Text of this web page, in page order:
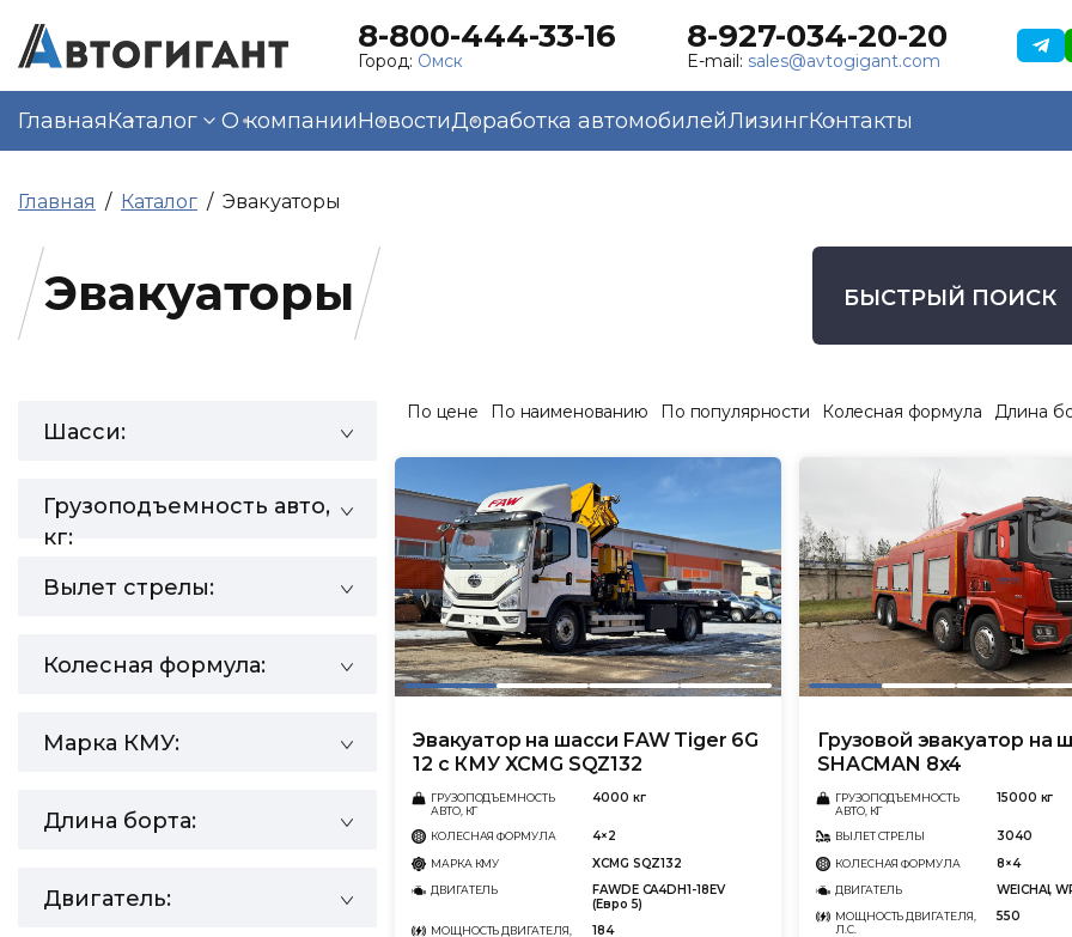
8-800-444-33-16
Город: Омск
8-927-034-20-20
E-mail: sales@avtogigant.com
ГлавнаяКаталог О компанииНовостиДоработка автомобилейЛизингКонтакты
Главная Каталог Эвакуаторы
Эвакуаторы БЫСТРЫЙ ПОИСК
Шасси:
Грузоподъемность авто,
кг:
Вылет стрелы:
Колесная формула:
Марка КМУ:
Длина борта:
Двигатель:
По цене По наименованию По популярности Колесная формула Длина
Эвакуатор на шасси FAW Tiger 6G
12 с КМУ XCMG SQZ132
ГРУЗОПОДЪЕМНОСТЬ
АВТО, КГ
4000 кг
КОЛЕСНАЯ ФОРМУЛА 4×2
МАРКА КМУ XCMG SQZ132
ДВИГАТЕЛЬ
FAWDE CA4DH1-18EV
(Евро 5)
МОЩНОСТЬ ДВИГАТЕЛЯ,
184
Грузовой эвакуатор на
SHACMAN 8x4
ГРУЗОПОДЪЕМНОСТЬ
АВТО, КГ
15000 кг
ВЫЛЕТ СТРЕЛЫ 3040
КОЛЕСНАЯ ФОРМУЛА 8×4
ДВИГАТЕЛЬ WEICHAI,
МОЩНОСТЬ ДВИГАТЕЛЯ,
Л.С.
550